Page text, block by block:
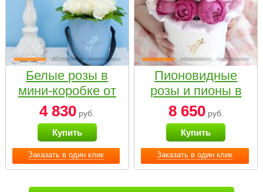
Заказать в один клик
Белые розы в
мини-коробке от
Bella Fiori
4 830 руб.
Купить
Заказать в один клик
Пионовидные
розы и пионы в
белой коробке
Small
8 650руб.
Купить